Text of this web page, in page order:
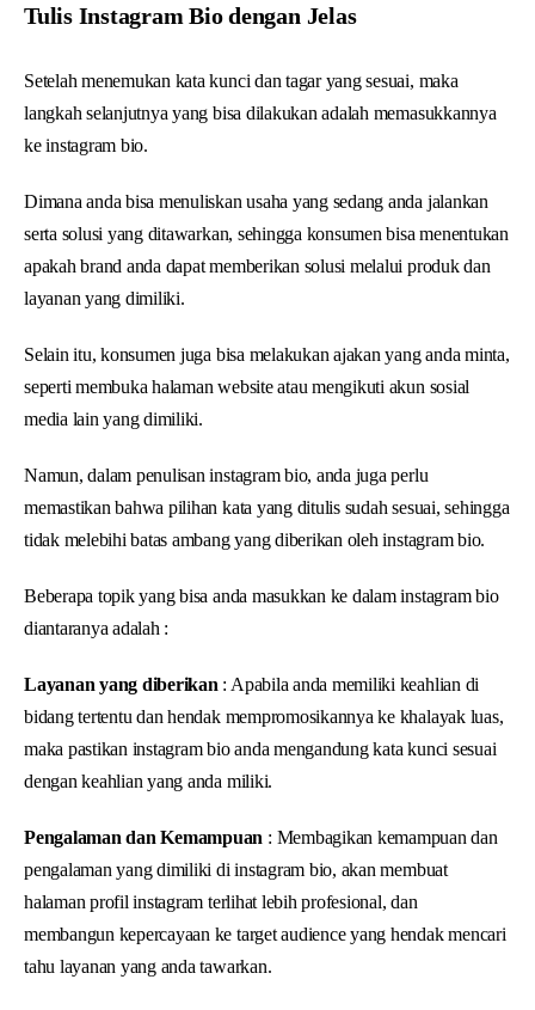
Tulis Instagram Bio dengan Jelas
Setelah menemukan kata kunci dan tagar yang sesuai, maka
langkah selanjutnya yang bisa dilakukan adalah memasukkannya
ke instagram bio.
Dimana anda bisa menuliskan usaha yang sedang anda jalankan
serta solusi yang ditawarkan, sehingga konsumen bisa menentukan
apakah brand anda dapat memberikan solusi melalui produk dan
layanan yang dimiliki.
Selain itu, konsumen juga bisa melakukan ajakan yang anda minta,
seperti membuka halaman website atau mengikuti akun sosial
media lain yang dimiliki.
Namun, dalam penulisan instagram bio, anda juga perlu
memastikan bahwa pilihan kata yang ditulis sudah sesuai, sehingga
tidak melebihi batas ambang yang diberikan oleh instagram bio.
Beberapa topik yang bisa anda masukkan ke dalam instagram bio
diantaranya adalah :
Layanan yang diberikan : Apabila anda memiliki keahlian di
bidang tertentu dan hendak mempromosikannya ke khalayak luas,
maka pastikan instagram bio anda mengandung kata kunci sesuai
dengan keahlian yang anda miliki.
Pengalaman dan Kemampuan : Membagikan kemampuan dan
pengalaman yang dimiliki di instagram bio, akan membuat
halaman profil instagram terlihat lebih profesional, dan
membangun kepercayaan ke target audience yang hendak mencari
tahu layanan yang anda tawarkan.